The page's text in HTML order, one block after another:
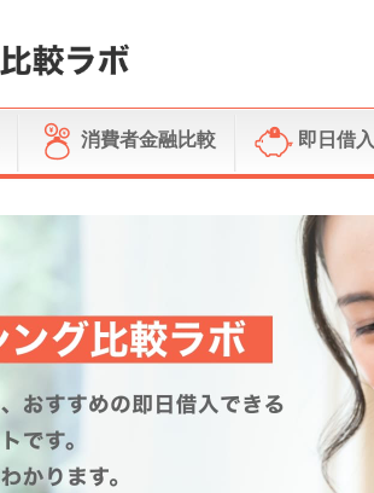
消費者金融比較 即日借入